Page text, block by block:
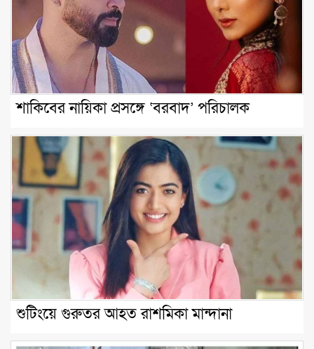
শাকিবের নায়িকা প্রসঙ্গে ‘বরবাদ’ পরিচালক
শুটিংয়ে গুরুতর আহত রাশমিকা মান্দানা